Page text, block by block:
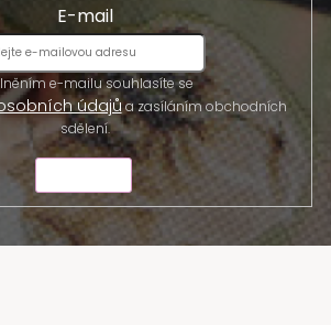
E-mail
e-mailu souhlasíte se
údajůa zasíláním obchodních
sdělení.